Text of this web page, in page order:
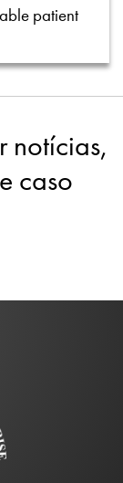
patient
notícias,
caso